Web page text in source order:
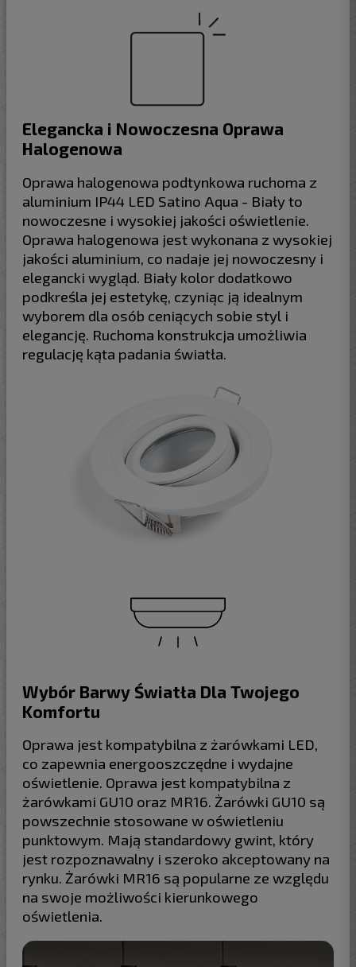
Elegancka i Nowoczesna Oprawa
Halogenowa
Oprawa halogenowa podtynkowa ruchoma z
aluminium IP44 LED Satino Aqua - Biały to
nowoczesne i wysokiej jakości oświetlenie.
Oprawa halogenowa jest wykonana z wysokiej
jakości aluminium, co nadaje jej nowoczesny i
elegancki wygląd. Biały kolor dodatkowo
podkreśla jej estetykę, czyniąc ją idealnym
wyborem dla osób ceniących sobie styl i
elegancję. Ruchoma konstrukcja umożliwia
regulację kąta padania światła.
Wybór Barwy Światła Dla Twojego
Komfortu
Oprawa jest kompatybilna z żarówkami LED,
co zapewnia energooszczędne i wydajne
oświetlenie. Oprawa jest kompatybilna z
żarówkami GU10 oraz MR16. Żarówki GU10 są
powszechnie stosowane w oświetleniu
punktowym. Mają standardowy gwint, który
jest rozpoznawalny i szeroko akceptowany na
rynku. Żarówki MR16 są popularne ze względu
na swoje możliwości kierunkowego
oświetlenia.